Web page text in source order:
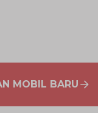
MOBIL BARU